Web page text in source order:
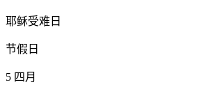
耶稣受难日
节假日
5 四月